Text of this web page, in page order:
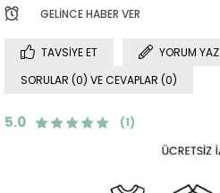
GELINCE HABER VER
TAVSIYE ET
YORUM YAZ
SORULAR (0) VE CEVAPLAR (0)
5.0 (1)